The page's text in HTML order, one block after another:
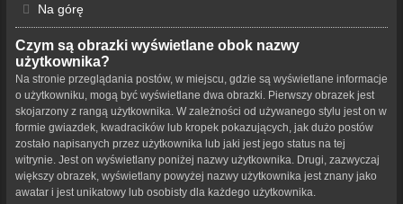
Na górę
Czym są obrazki wyświetlane obok nazwy
użytkownika?
Na stronie przeglądania postów, w miejscu, gdzie są wyświetlane informacje
o użytkowniku, mogą być wyświetlane dwa obrazki. Pierwszy obrazek jest
skojarzony z rangą użytkownika. W zależności od używanego stylu jest on w
formie gwiazdek, kwadracików lub kropek pokazujących, jak dużo postów
zostało napisanych przez użytkownika lub jaki jest jego status na tej
witrynie. Jest on wyświetlany poniżej nazwy użytkownika. Drugi, zazwyczaj
większy obrazek, wyświetlany powyżej nazwy użytkownika jest znany jako
awatar i jest unikatowy lub osobisty dla każdego użytkownika.